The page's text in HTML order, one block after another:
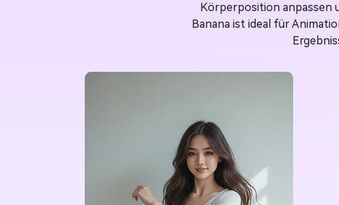
Körperposition anpassen
Banana ist ideal für